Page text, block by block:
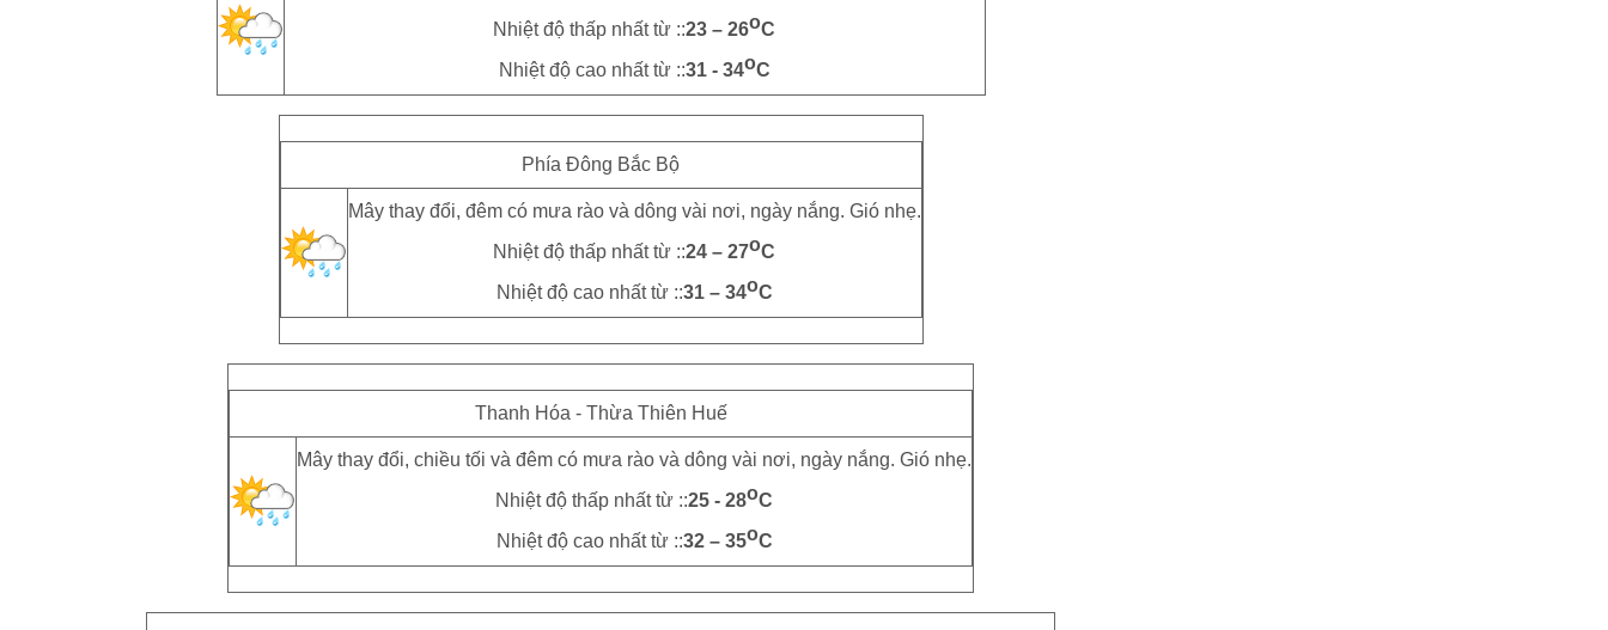
Nhiệt độ thấp nhất từ ::23 – 26oC
Nhiệt độ cao nhất từ ::31 - 34oC
Phía Đông Bắc Bộ
Mây thay đổi, đêm có mưa rào và dông vài nơi, ngày nắng. Gió nhẹ.
Nhiệt độ thấp nhất từ ::24 – 27oC
Nhiệt độ cao nhất từ ::31 – 34oC
Thanh Hóa - Thừa Thiên Huế
Mây thay đổi, chiều tối và đêm có mưa rào và dông vài nơi, ngày nắng. Gió nhẹ.
Nhiệt độ thấp nhất từ ::25 - 28oC
Nhiệt độ cao nhất từ ::32 – 35oC